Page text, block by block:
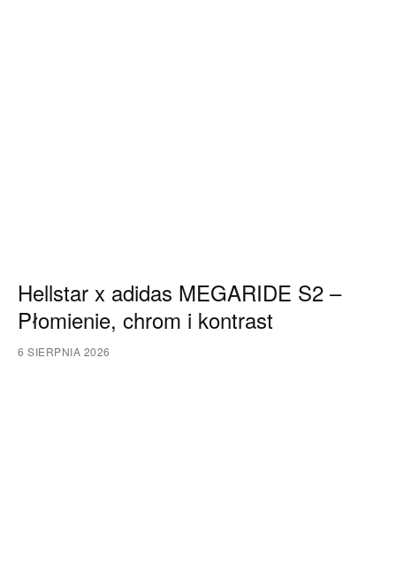
Hellstar x adidas MEGARIDE S2 –
Płomienie, chrom i kontrast
6 SIERPNIA 2026